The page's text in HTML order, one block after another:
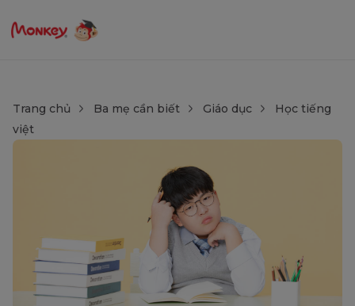
Trang chủ Ba mẹ cần biết Giáo dục
Học tiếng
việt